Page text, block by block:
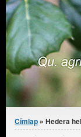
Jelenlegi hely
Címlap » Hedera